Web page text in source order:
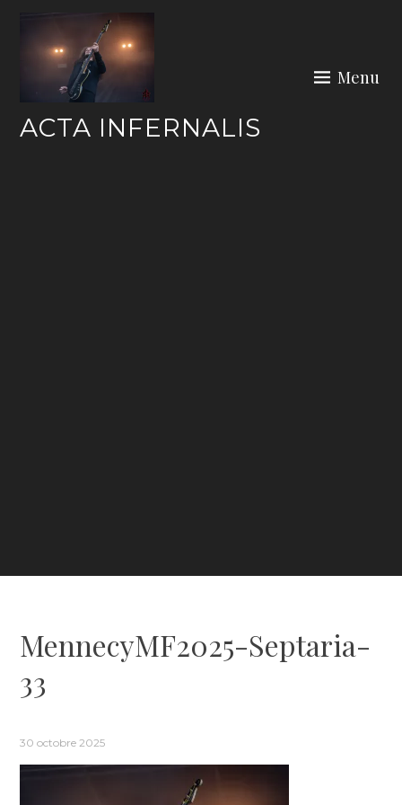
content
ACTA INFERNALIS
Menu
MennecyMF2025-Septaria-
33
30 octobre 2025